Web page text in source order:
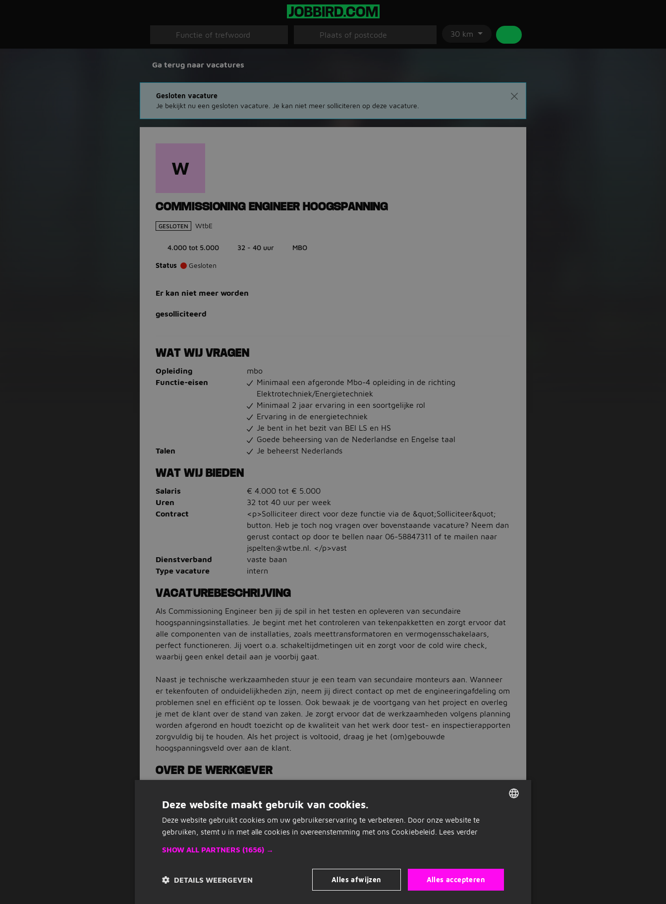
30 km
Ga terug naar vacatures
Gesloten vacature
Je bekijkt nu een gesloten vacature. Je kan niet meer solliciteren op deze vacature.
W
COMMISSIONING ENGINEER HOOGSPANNING
GESLOTEN WtbE
4.000 tot 5.000 32 - 40 uur MBO
Status Gesloten
Er kan niet meer worden
gesolliciteerd
WAT WIJ VRAGEN
Opleiding
mbo
Functie-eisen
Minimaal een afgeronde Mbo-4 opleiding in de richting
Elektrotechniek/Energietechniek
Minimaal 2 jaar ervaring in een soortgelijke rol
Ervaring in de energietechniek
Je bent in het bezit van BEI LS en HS
Goede beheersing van de Nederlandse en Engelse taal
Talen
Je beheerst Nederlands
WAT WIJ BIEDEN
Salaris
€ 4.000 tot € 5.000
Uren
32 tot 40 uur per week
Contract
<p>Solliciteer direct voor deze functie via de &quot;Solliciteer&quot;
button. Heb je toch nog vragen over bovenstaande vacature? Neem dan
gerust contact op door te bellen naar 06-58847311 of te mailen naar
jspelten@wtbe.nl. </p>vast
Dienstverband
vaste baan
Type vacature
intern
VACATUREBESCHRIJVING
Als Commissioning Engineer ben jij de spil in het testen en opleveren van secundaire
hoogspanningsinstallaties. Je begint met het controleren van tekenpakketten en zorgt ervoor dat
alle componenten van de installaties, zoals meettransformatoren en vermogensschakelaars,
perfect functioneren. Jij voert o.a. schakeltijdmetingen uit en zorgt voor de cold wire check,
waarbij geen enkel detail aan je voorbij gaat.
Naast je technische werkzaamheden stuur je een team van secundaire monteurs aan. Wanneer
er tekenfouten of onduidelijkheden zijn, neem jij direct contact op met de engineeringafdeling om
problemen snel en efficiënt op te lossen. Ook bewaak je de voortgang van het project en overleg
je met de klant over de stand van zaken. Je zorgt ervoor dat de werkzaamheden volgens planning
worden afgerond en houdt toezicht op de kwaliteit van het werk door test- en inspectierapporten
zorgvuldig bij te houden. Als het project is voltooid, draag je het (om)gebouwde
hoogspanningsveld over aan de klant.
OVER DE WERKGEVER
diepe en brede expertise in hoogspanning en laagspanning en bieden innovatieve oplossingen
aan hun klanten.
Wat wij bieden
38 vrije dagen per jaar! (25 vakantiedagen +13 ADV)
Pensioenopbouw via StiPP
Deze website maakt gebruik van cookies.
Deze website gebruikt cookies om uw gebruikerservaring te verbeteren. Door onze website te
gebruiken, stemt u in met alle cookies in overeenstemming met ons Cookiebeleid. Lees verder
SHOW ALL PARTNERS (1656) →
Alles accepteren
Alles afwijzen
DETAILS WEERGEVEN